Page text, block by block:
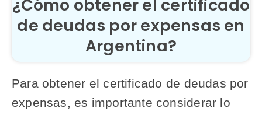
¿Cómo obtener el certificado
de deudas por expensas en
Argentina?
Para obtener el certificado de deudas por
expensas, es importante considerar lo